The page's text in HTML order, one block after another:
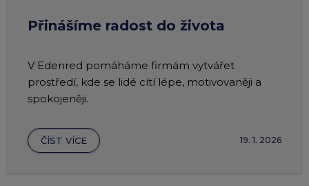
Přinášíme radost do života
V Edenred pomáháme firmám vytvářet
prostředí, kde se lidé cítí lépe, motivovaněji a
spokojeněji.
ČÍST VÍCE 19. 1. 2026